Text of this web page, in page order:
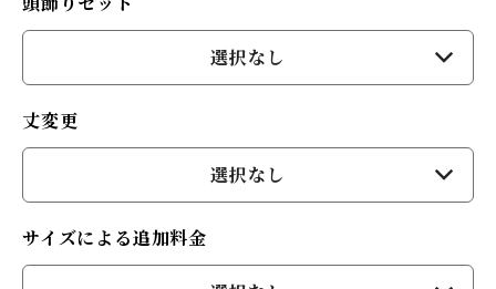
選択なし
丈変更
選択なし
サイズによる追加料金